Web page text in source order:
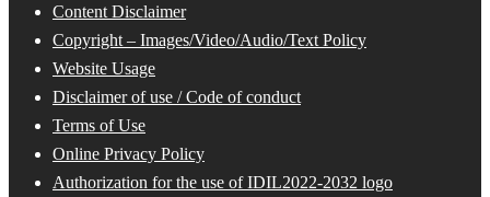
Content Disclaimer
Copyright – Images/Video/Audio/Text Policy
Website Usage
Disclaimer of use / Code of conduct
Terms of Use
Online Privacy Policy
Authorization for the use of IDIL2022-2032 logo